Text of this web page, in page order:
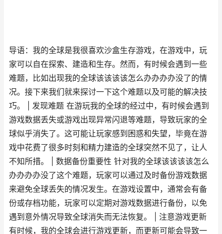
导语：我的全球是我很喜欢沙盒生存游戏，在游戏中，玩
家可以自在探索、建造和生存。然而，有时候会遇到一些
难题，比如出现我的全球该该该该怎么办办办办没了的情
况。接下来我们就来探讨一下这个难题以及可能的解决技
巧。 | 发现难题 在游玩我的全球的经过中，有时候会遇到
游戏数据丢失或游戏出现异常闪退等难题，导致玩家的全
球似乎消失了。这可能让玩家感到困惑和失望，毕竟在游
戏中花费了很多时刻和精力建造的全球突然不见了，让人
不知所措。 | 数据备份重要性 针对我的全球该该该该怎么
办办办办没了这个难题，玩家可以通过及时备份游戏数据
来避免全球丢失的情况发生。在游戏设置中，通常会有备
份或存档功能，玩家可以定期对游戏数据进行备份，以免
遇到意外情况导致全球消失而无法恢复。 | 注意游戏更新
有时候，我的全球会进行游戏更新，而更新可能会导致一